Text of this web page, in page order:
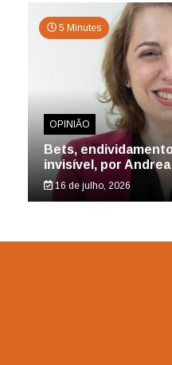
5 Minutes
OPINIÃO
Bets,
invisível, por
16 de julho, 2026